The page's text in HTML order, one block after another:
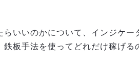
いいのかについて、インジケー
板手法を使ってどれだけ稼げる